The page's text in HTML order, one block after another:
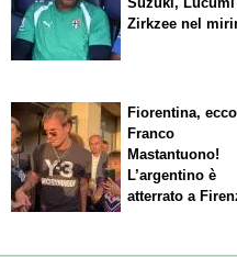
Zirkzee nel
Fiorentina, ecco
Franco
Mastantuono!
L’argentino è
atterrato a